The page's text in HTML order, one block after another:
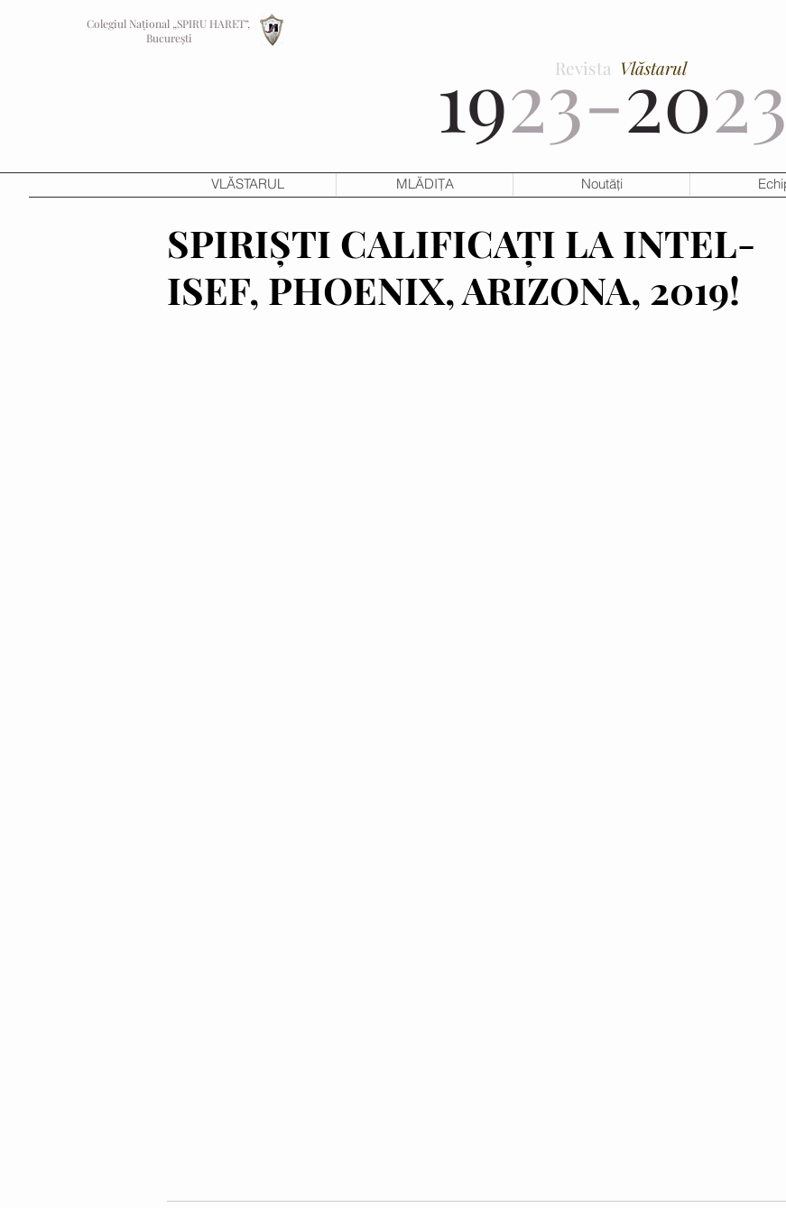
Colegiul Național „SPIRU HARET”,
București
1923-2023
Revista Vlăstarul
VLĂSTARUL MLĂDIȚA Noutăți
SPIRIȘTI CALIFICAȚI LA INTEL-
ISEF, PHOENIX, ARIZONA, 2019!